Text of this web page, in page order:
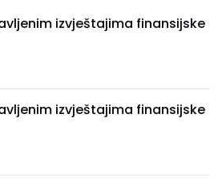
izvještajima finansijske
izvještajima finansijske